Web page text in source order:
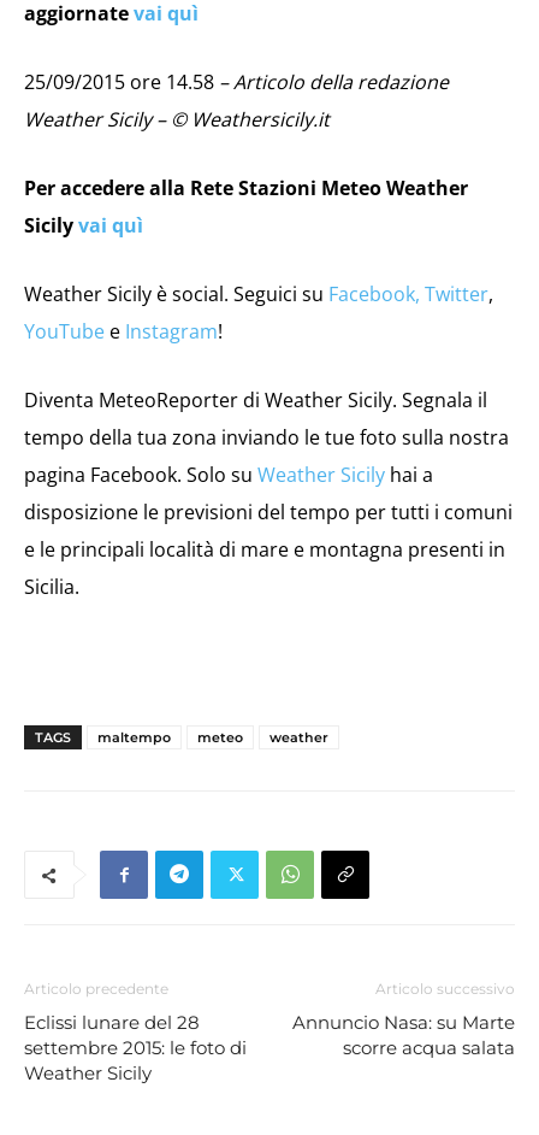
aggiornatevai quì
25/09/2015 ore 14.58 – Articolo della redazione
Weather Sicily – © Weathersicily.it
Per accedere alla Rete Stazioni Meteo Weather
Sicilyvai quì
Weather Sicily è social. Seguici su Facebook, Twitter,
YouTube e Instagram!
Diventa MeteoReporter di Weather Sicily. Segnala il
tempo della tua zona inviando le tue foto sulla nostra
pagina Facebook. Solo su Weather Sicily hai a
disposizione le previsioni del tempo per tutti i comuni
e le principali località di mare e montagna presenti in
Sicilia.
TAGS maltempo meteo weather
Articolo precedente
Eclissi lunare del 28
settembre 2015: le foto di
Weather Sicily
Articolo successivo
Annuncio Nasa: su Marte
scorre acqua salata